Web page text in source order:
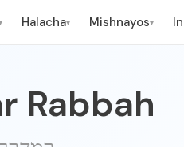
Halacha▾ Mishnayos▾
Rabbah